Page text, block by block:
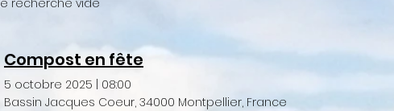
Compost en fête
5 octobre 2025 | 08:00
Bassin Jacques Coeur, 34000 Montpellier, France